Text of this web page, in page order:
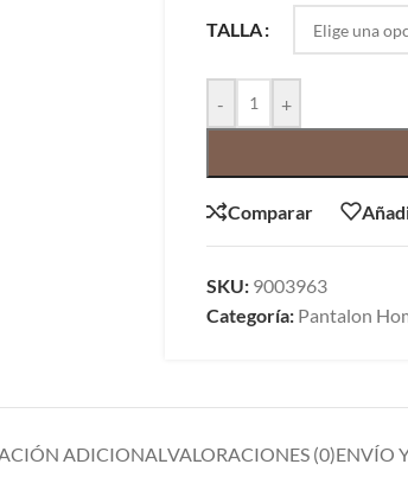
TALLA
- +
Comparar
SKU: 9003963
Categoría: Pantalon
ADICIONALVALORACIONES (0)ENVÍO